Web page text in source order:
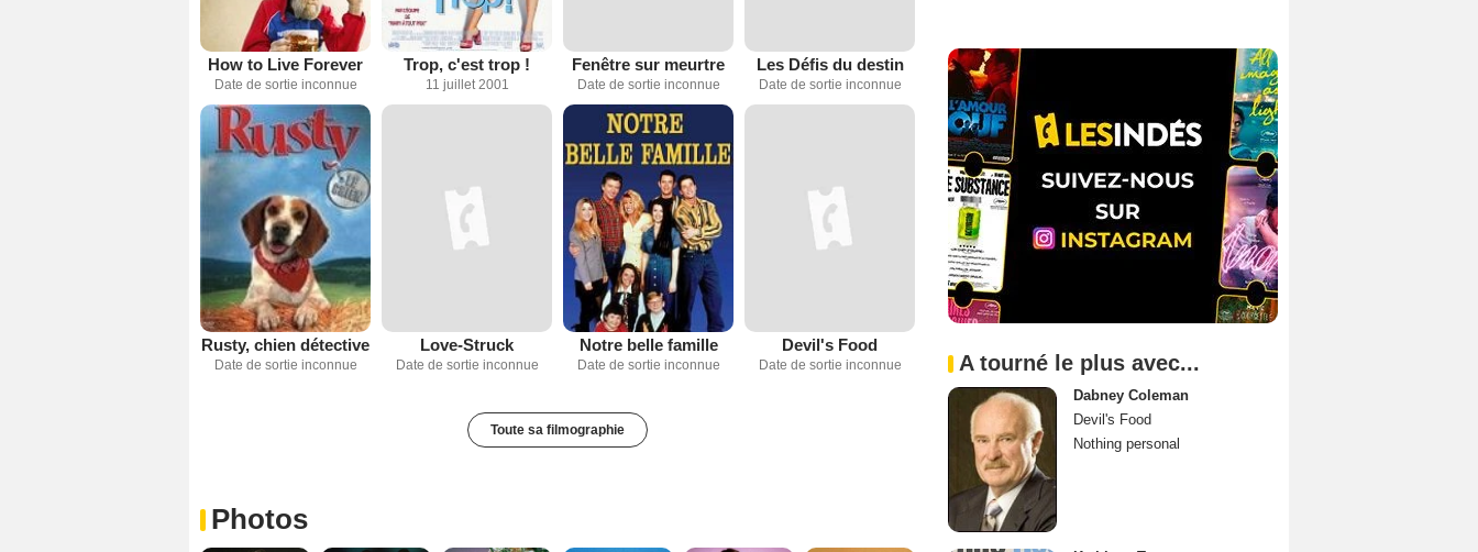
How to Live Forever
Date de sortie inconnue
Trop, c'est trop !
11 juillet 2001
Fenêtre sur meurtre
Date de sortie inconnue
Les Défis du destin
Date de sortie inconnue
Rusty, chien détective
Date de sortie inconnue
Love-Struck
Date de sortie inconnue
Notre belle famille
Date de sortie inconnue
Devil's Food
Date de sortie inconnue
Toute sa filmographie
Photos
A tourné le plus avec...
Dabney Coleman
Devil's Food
Nothing personal